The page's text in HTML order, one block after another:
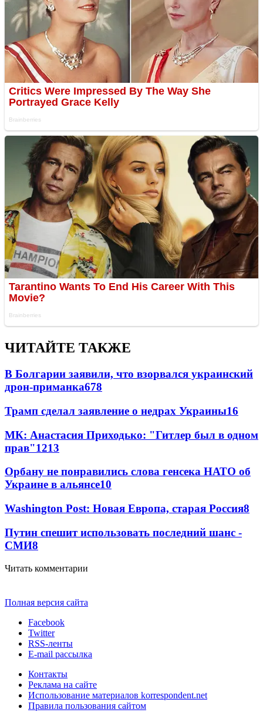
ЧИТАЙТЕ ТАКЖЕ
В Болгарии заявили, что взорвался украинский
дрон-приманка678
Трамп сделал заявление о недрах Украины16
МК: Анастасия Приходько: "Гитлер был в одном
прав"1213
Орбану не понравились слова генсека НАТО об
Украине в альянсе10
Washington Post: Новая Европа, старая Россия8
Путин спешит использовать последний шанс -
СМИ8
Читать комментарии
Полная версия сайта
Facebook
Twitter
RSS-ленты
E-mail рассылка
Контакты
Реклама на сайте
Использование материалов korrespondent.net
Правила пользования сайтом